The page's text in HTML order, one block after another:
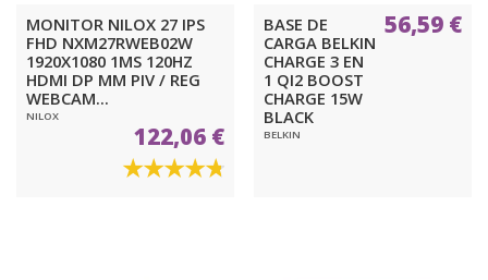
MONITOR NILOX 27 IPS
FHD NXM27RWEB02W
1920X1080 1MS 120HZ
HDMI DP MM PIV / REG
WEBCAM...
NILOX
122,06 €
BASE DE
CARGA BELKIN
CHARGE 3 EN
1 QI2 BOOST
CHARGE 15W
BLACK
BELKIN
56,59 €